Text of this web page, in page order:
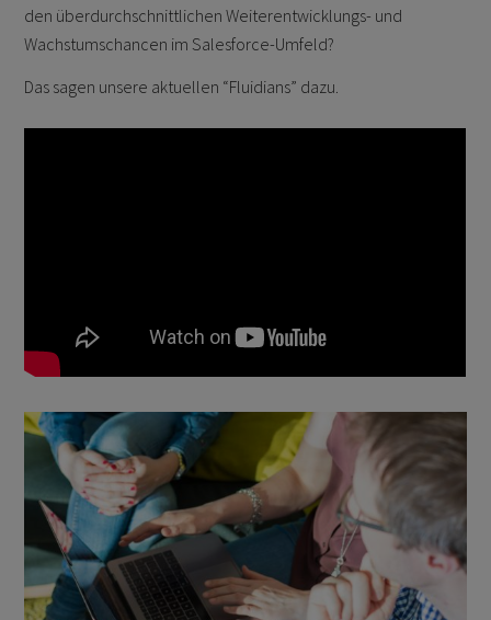
den überdurchschnittlichen Weiterentwicklungs- und
Wachstumschancen im Salesforce-Umfeld?
Das sagen unsere aktuellen “Fluidians” dazu.